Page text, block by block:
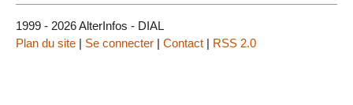
1999 - 2026 AlterInfos - DIAL
Plan du site | Se connecter | Contact | RSS 2.0